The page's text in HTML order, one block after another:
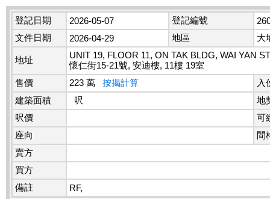
登記日期 2026-05-07 登記編號
文件日期
2026-04-29 地區 大
地址
UNIT 19, FLOOR 11, ON TAK BLDG, WAI YAN
懷仁街15-21號, 安迪樓, 11樓 19室
售價
223 萬 按揭計算
入
建築面積
呎
地
呎價
可
座向
間
賣方
買方
備註
RF,